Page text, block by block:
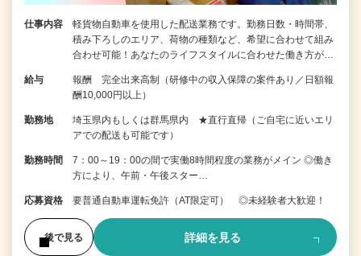
仕事内容
軽貨物自動車を使用した配送業務です。勤務日数・時間帯、
積み下ろしのエリア、荷物の種類など、希望に合わせて組み
合わせ可能！あなたのライフスタイルに合わせた働き方が…
給与
報酬 完全出来高制（研修中の収入保障の案件あり／日額報
酬10,000円以上）
勤務地
埼玉県内もしくは群馬県内 ★直行直帰（ご自宅に近いエリ
アでの配送も可能です）
勤務時間
7：00～19：00の間で実働8時間程度の業務がメイン ◎働き
方により、午前・午後スター…
応募資格 要普通自動車運転免許（AT限定可） ◎未経験者大歓迎！
後で見る 詳細を見る